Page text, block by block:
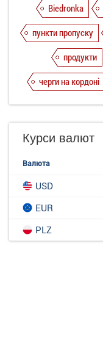
Biedronka
пункти пропуску
продукти
черги на кордоні
Курси валют
Валюта
USD
EUR
PLZ